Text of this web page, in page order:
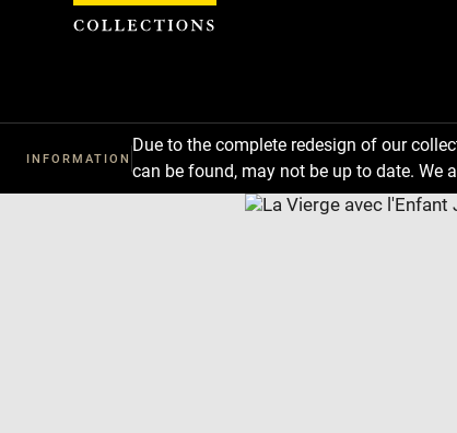
INFORMATION
Due to the complete redesign of our
can be found, may not be up to date. We
Cookies management panel